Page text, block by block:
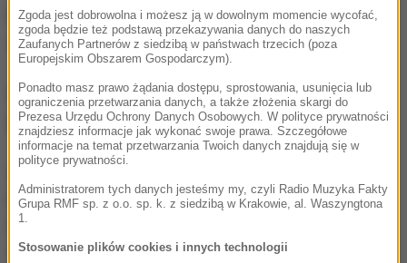
Nowym premierem ma zostać przewodniczący
ukraińskiego parlamentu Wołodymyr Hrojsman.
Porozumienie ma zakończyć obecny kryzys
polityczny na Ukrainie.
której dominuje prezydencki Blok Petra Poroszenki i
Front Ludowy Arsenija Jaceniuka, opuściły partia
Samopomoc mera Lwowa Andrija Sadowego i
Zgoda jest dobrowolna i możesz ją w dowolnym momencie wycofać,
zgoda będzie też podstawą przekazywania danych do naszych
Zaufanych Partnerów z siedzibą w państwach trzecich (poza
Europejskim Obszarem Gospodarczym).
Ponadto masz prawo żądania dostępu, sprostowania, usunięcia lub
ograniczenia przetwarzania danych, a także złożenia skargi do
Prezesa Urzędu Ochrony Danych Osobowych. W polityce prywatności
znajdziesz informacje jak wykonać swoje prawa. Szczegółowe
informacje na temat przetwarzania Twoich danych znajdują się w
polityce prywatności.
Administratorem tych danych jesteśmy my, czyli Radio Muzyka Fakty
Grupa RMF sp. z o.o. sp. k. z siedzibą w Krakowie, al. Waszyngtona
1.
Stosowanie plików cookies i innych technologii